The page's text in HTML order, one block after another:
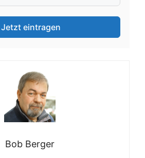
Jetzt eintragen
Bob Berger